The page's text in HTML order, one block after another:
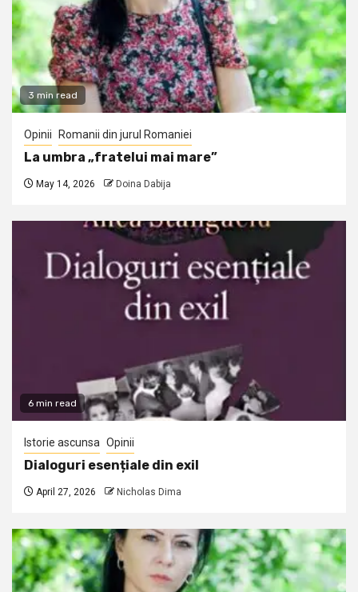
3 min read
Opinii Romanii din jurul Romaniei
La umbra „fratelui mai mare”
May 14, 2026 Doina Dabija
6 min read
Istorie ascunsa Opinii
Dialoguri esențiale din exil
April 27, 2026 Nicholas Dima